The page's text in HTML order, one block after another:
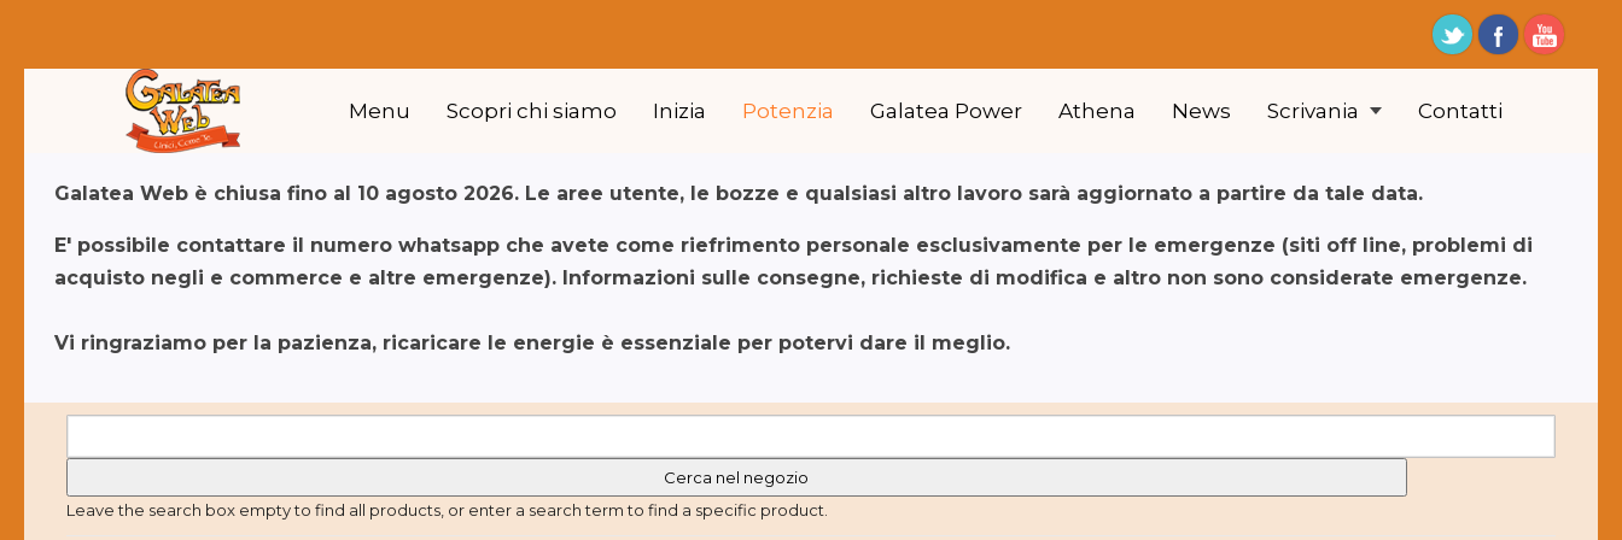
Menu Scopri chi siamo Inizia Potenzia Galatea Power Athena News Scrivania Contatti
Galatea Web è chiusa fino al 10 agosto 2026. Le aree utente, le bozze e qualsiasi altro lavoro sarà aggiornato a partire da tale data.
E' possibile contattare il numero whatsapp che avete come riefrimento personale esclusivamente per le emergenze (siti off line, problemi di
acquisto negli e commerce e altre emergenze). Informazioni sulle consegne, richieste di modifica e altro non sono considerate emergenze.
Vi ringraziamo per la pazienza, ricaricare le energie è essenziale per potervi dare il meglio.
Leave the search box empty to find all products, or enter a search term to find a specific product.